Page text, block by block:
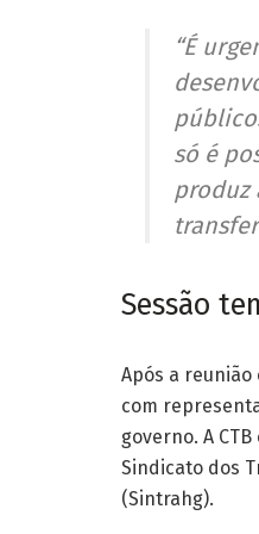
“É
só é
produz
Sessão
Após a
com
governo. A
Sindicato dos
(Sintrahg).